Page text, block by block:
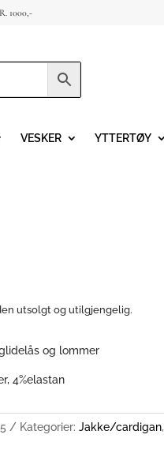
1000,-
VESKER YTTERTØY
utsolgt og utilgjengelig.
og lommer
4%elastan
Kategorier: Jakke/cardigan,